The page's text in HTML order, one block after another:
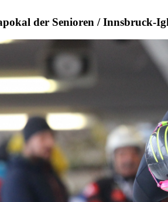
der Senioren / Innsbruck-